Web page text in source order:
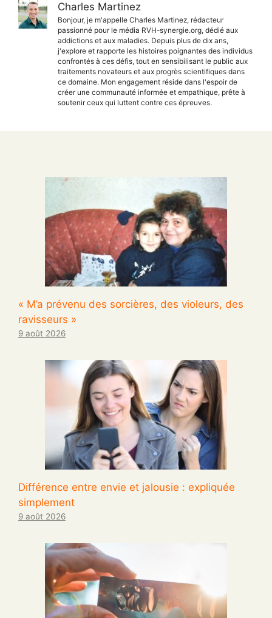
Charles Martinez
Bonjour, je m'appelle Charles Martinez, rédacteur
passionné pour le média RVH-synergie.org, dédié aux
addictions et aux maladies. Depuis plus de dix ans,
j'explore et rapporte les histoires poignantes des individus
confrontés à ces défis, tout en sensibilisant le public aux
traitements novateurs et aux progrès scientifiques dans
ce domaine. Mon engagement réside dans l'espoir de
créer une communauté informée et empathique, prête à
soutenir ceux qui luttent contre ces épreuves.
« M’a prévenu des sorcières, des violeurs, des
ravisseurs »
9 août 2026
Différence entre envie et jalousie : expliquée
simplement
9 août 2026